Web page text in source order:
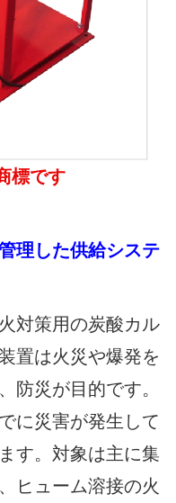
標です
理した供給システ
対策用の炭酸カル
置は火災や爆発を
防災が目的です。
に災害が発生して
す。対象は主に集
ヒューム溶接の火